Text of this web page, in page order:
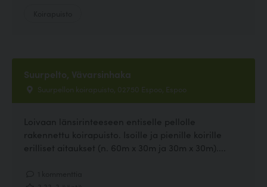
Suurpelto, Vävarsinhaka
Suurpellon koirapuisto, 02750 Espoo, Espoo
Loivaan länsirinteeseen entiselle pellolle
rakennettu koirapuisto. Isoille ja pienille koirille
erilliset aitaukset (n. 60m x 30m ja 30m x 30m)....